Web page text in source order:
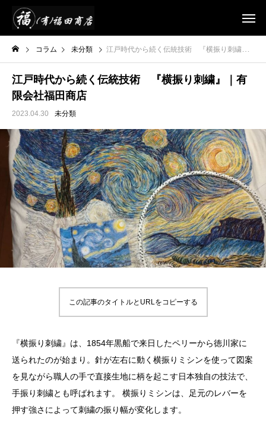
コラム 未分類 江戸時代から続く伝統技術 『横振り刺繍』｜有限会社福田商店
江戸時代から続く伝統技術 『横振り刺繍』｜有
限会社福田商店
2023.04.30 未分類
この記事のタイトルとURLをコピーする
『横振り刺繍』は、1854年黒船で来日したペリーから徳川家に
送られたのが始まり。針が左右に動く横振りミシンを使って図案
を見ながら職人の手で直接生地に柄を起こす日本独自の技法で、
手振り刺繍とも呼ばれます。 横振りミシンは、足元のレバーを
押す強さによって刺繍の振り幅が変化します。